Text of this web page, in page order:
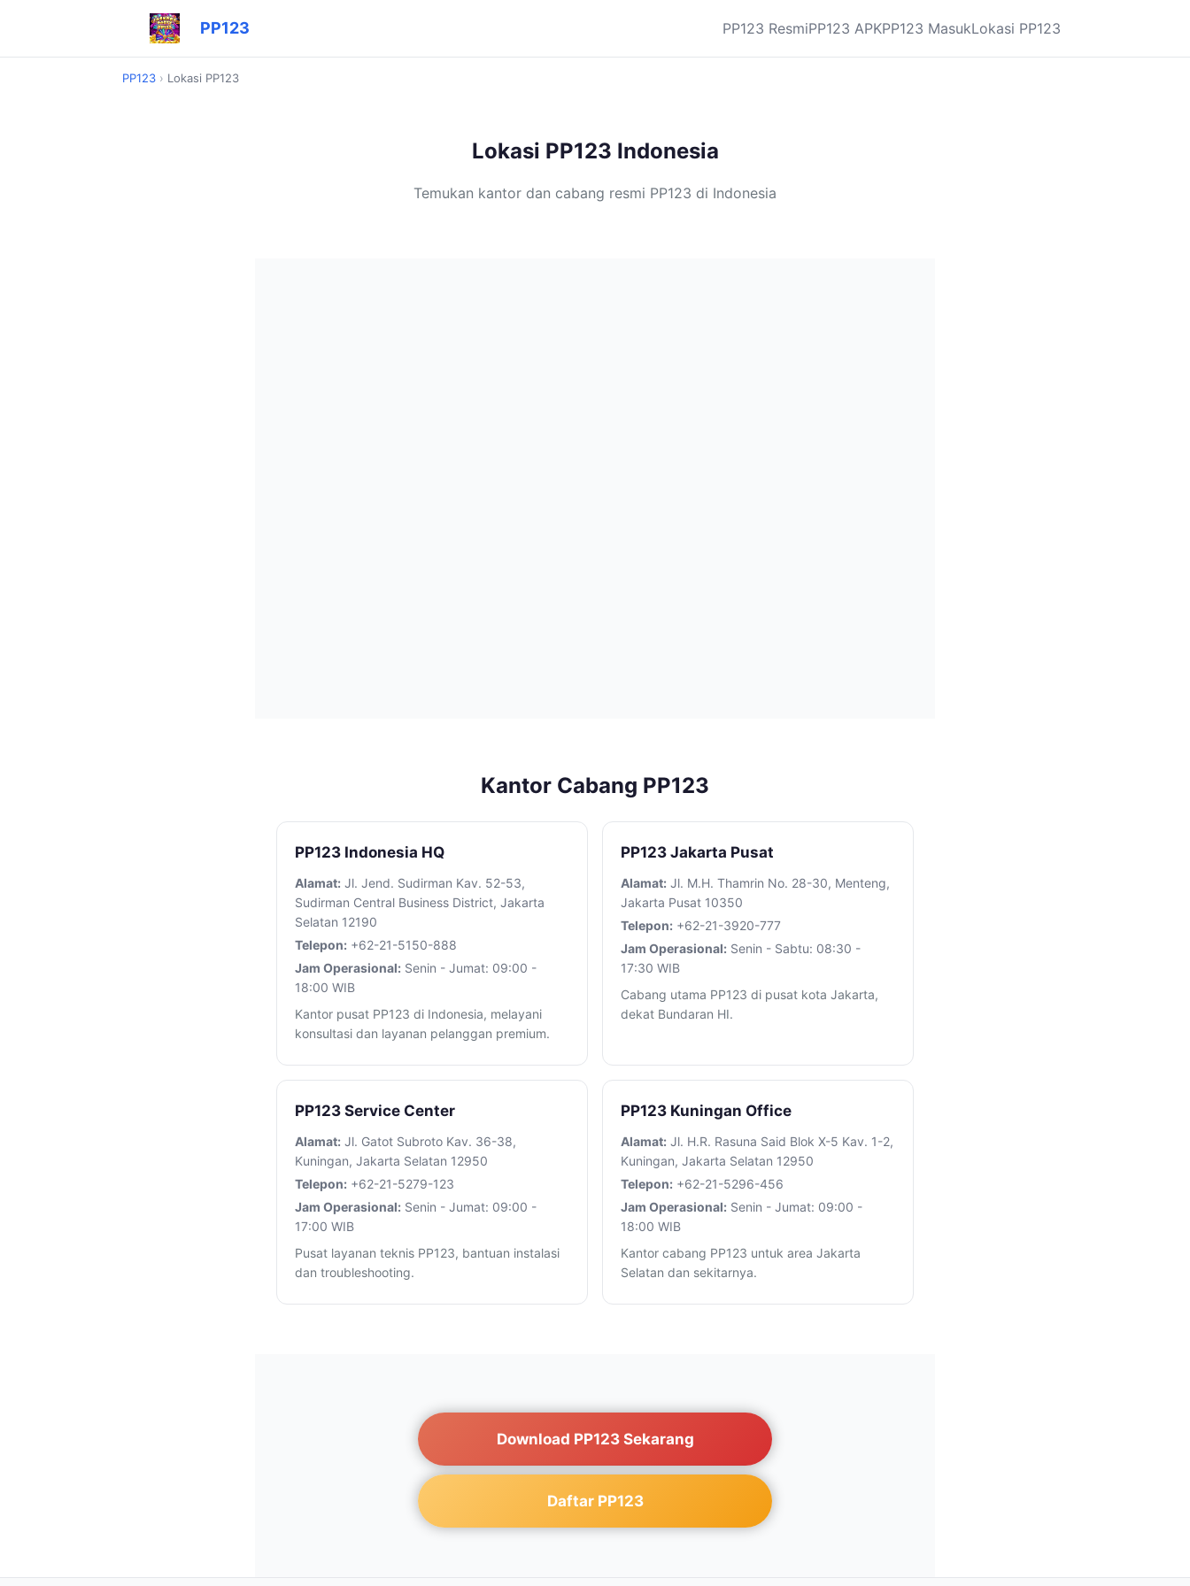
PP123 PP123 ResmiPP123 APKPP123 MasukLokasi PP123
PP123 › Lokasi PP123
Lokasi PP123 Indonesia
Temukan kantor dan cabang resmi PP123 di Indonesia
Kantor Cabang PP123
PP123 Indonesia HQ
Alamat: Jl. Jend. Sudirman Kav. 52-53,
Sudirman Central Business District, Jakarta
Selatan 12190
Telepon: +62-21-5150-888
Jam Operasional: Senin - Jumat: 09:00 -
18:00 WIB
Kantor pusat PP123 di Indonesia, melayani
konsultasi dan layanan pelanggan premium.
PP123 Jakarta Pusat
Alamat: Jl. M.H. Thamrin No. 28-30, Menteng,
Jakarta Pusat 10350
Telepon: +62-21-3920-777
Jam Operasional: Senin - Sabtu: 08:30 -
17:30 WIB
Cabang utama PP123 di pusat kota Jakarta,
dekat Bundaran HI.
PP123 Service Center
Alamat: Jl. Gatot Subroto Kav. 36-38,
Kuningan, Jakarta Selatan 12950
Telepon: +62-21-5279-123
Jam Operasional: Senin - Jumat: 09:00 -
17:00 WIB
Pusat layanan teknis PP123, bantuan instalasi
dan troubleshooting.
PP123 Kuningan Office
Alamat: Jl. H.R. Rasuna Said Blok X-5 Kav. 1-2,
Kuningan, Jakarta Selatan 12950
Telepon: +62-21-5296-456
Jam Operasional: Senin - Jumat: 09:00 -
18:00 WIB
Kantor cabang PP123 untuk area Jakarta
Selatan dan sekitarnya.
Download PP123 Sekarang
Daftar PP123